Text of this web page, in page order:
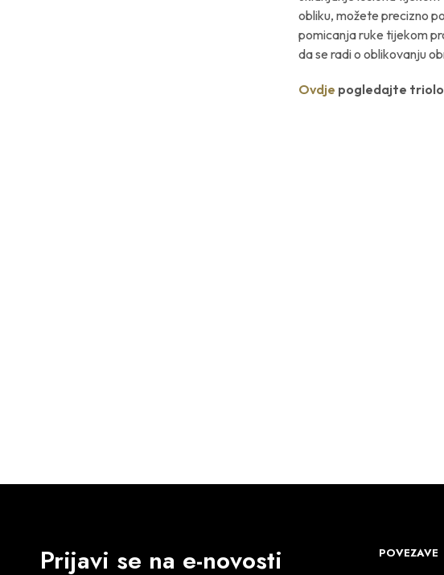
obliku, možete precizno
pomicanja ruke tijekom
da se radi o oblikovanju
Ovdje pogledajte
Prijavi se na e-novosti POVEZAVE